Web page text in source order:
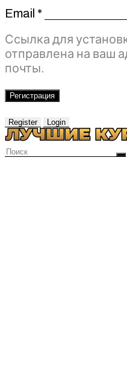
Email *Обязательно
Ссылка для
отправлена ​​на ваш
почты.
Регистрация
Register Login